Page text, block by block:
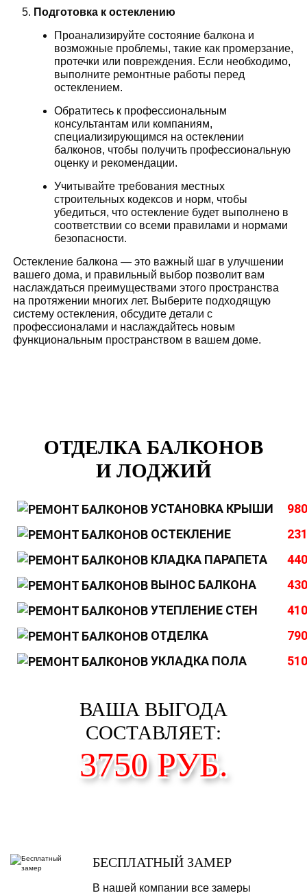
Подготовка к остеклению
Проанализируйте состояние балкона и
возможные проблемы, такие как промерзание,
протечки или повреждения. Если необходимо,
выполните ремонтные работы перед
остеклением.
Обратитесь к профессиональным
консультантам или компаниям,
специализирующимся на остеклении
балконов, чтобы получить профессиональную
оценку и рекомендации.
Учитывайте требования местных
строительных кодексов и норм, чтобы
убедиться, что остекление будет выполнено в
соответствии со всеми правилами и нормами
безопасности.
Остекление балкона — это важный шаг в улучшении
вашего дома, и правильный выбор позволит вам
наслаждаться преимуществами этого пространства
на протяжении многих лет. Выберите подходящую
систему остекления, обсудите детали с
профессионалами и наслаждайтесь новым
функциональным пространством в вашем доме.
ОТДЕЛКА БАЛКОНОВ
И ЛОДЖИЙ
УСТАНОВКА КРЫШИ
ОСТЕКЛЕНИЕ
КЛАДКА ПАРАПЕТА
ВЫНОС БАЛКОНА
УТЕПЛЕНИЕ СТЕН
ОТДЕЛКА
УКЛАДКА ПОЛА
ВАША ВЫГОДА
СОСТАВЛЯЕТ:
3750РУБ.
БЕСПЛАТНЫЙ ЗАМЕР
В нашей компании все замеры